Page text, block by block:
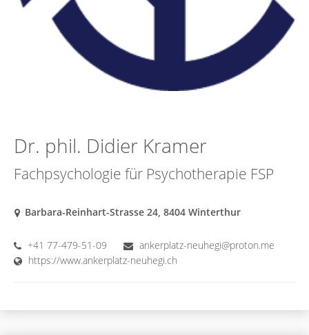
Dr. phil. Didier Kramer
Fachpsychologie für Psychotherapie FSP
Barbara-Reinhart-Strasse 24, 8404 Winterthur
+41 77-479-51-09
ankerplatz-neuhegi@proton.me
https://www.ankerplatz-neuhegi.ch